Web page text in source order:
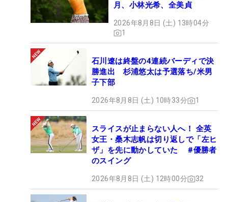
月、小林光希、全美貞
2026年8月8日 (土) 13時04分
1
石川遼は終盤の4連続バーディで決
勝進出 杉浦悠太は予選落ち/米男
子下部
2026年8月8日 (土) 10時33分 1
スライスが止まらない人へ！ 全英
女王・桑木志帆は切り返しで「左ヒ
ザ」を先に動かしていた #優勝者
のスイング
2026年8月8日 (土) 12時00分 32